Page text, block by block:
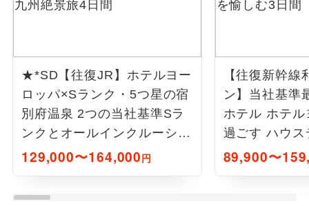
★*SD【往復JR】ホテルヨー
ロッパ×Sランク・5つ星の宿
別府温泉 2つの当社基準Sラ
ンクとオールインクルーシブ
ホテル 九州絶景旅4日間
129,000〜164,000円
【往復新幹
ン】当社基準
ホテル ホテ
過ごす ハウ
州味覚を愉し
89,900〜